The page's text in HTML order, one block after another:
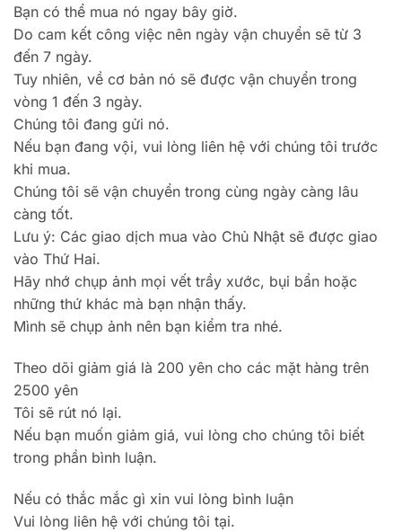
Bạn có thể mua nó ngay bây giờ.
Do cam kết công việc nên ngày vận chuyển sẽ từ 3
đến 7 ngày.
Tuy nhiên, về cơ bản nó sẽ được vận chuyển trong
vòng 1 đến 3 ngày.
Chúng tôi đang gửi nó.
Nếu bạn đang vội, vui lòng liên hệ với chúng tôi trước
khi mua.
Chúng tôi sẽ vận chuyển trong cùng ngày càng lâu
càng tốt.
Lưu ý: Các giao dịch mua vào Chủ Nhật sẽ được giao
vào Thứ Hai.
Hãy nhớ chụp ảnh mọi vết trầy xước, bụi bẩn hoặc
những thứ khác mà bạn nhận thấy.
Mình sẽ chụp ảnh nên bạn kiểm tra nhé.
Theo dõi giảm giá là 200 yên cho các mặt hàng trên
2500 yên
Tôi sẽ rút nó lại.
Nếu bạn muốn giảm giá, vui lòng cho chúng tôi biết
trong phần bình luận.
Nếu có thắc mắc gì xin vui lòng bình luận
Vui lòng liên hệ với chúng tôi tại.